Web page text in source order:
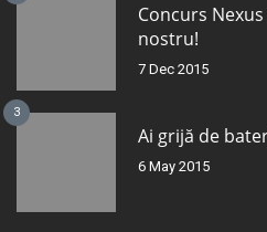
Concurs
nostru!
7 Dec 2015
3
Ai grijă de
6 May 2015